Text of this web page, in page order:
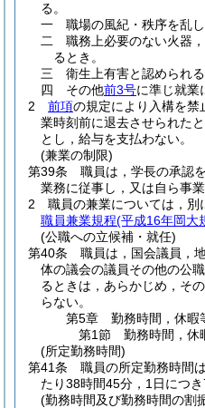
る。
一
職場の風紀・秩序を乱
二
職務上必要のない火器
るとき。
三
衛生上有害と認められる
四
その他前3号に準じ就業
2
前項の規定により入構を禁
業時刻前に退去させられた
とし，給与を支払わない。
(兼業の制限)
第39条
職員は，学長の承認
業務に従事し，又は自ら事
2
職員の兼業については，別
職員兼業規程(平成16年岡大
(公職への立候補・就任)
第40条
職員は，国会議員，
体の議会の議員その他の公
るときは，あらかじめ，そ
らない。
第5章
勤務時間，休暇
第1節
勤務時間，休
(所定勤務時間)
第41条
職員の所定勤務時間
たり38時間45分，1日につき
(勤務時間及び勤務時間の割